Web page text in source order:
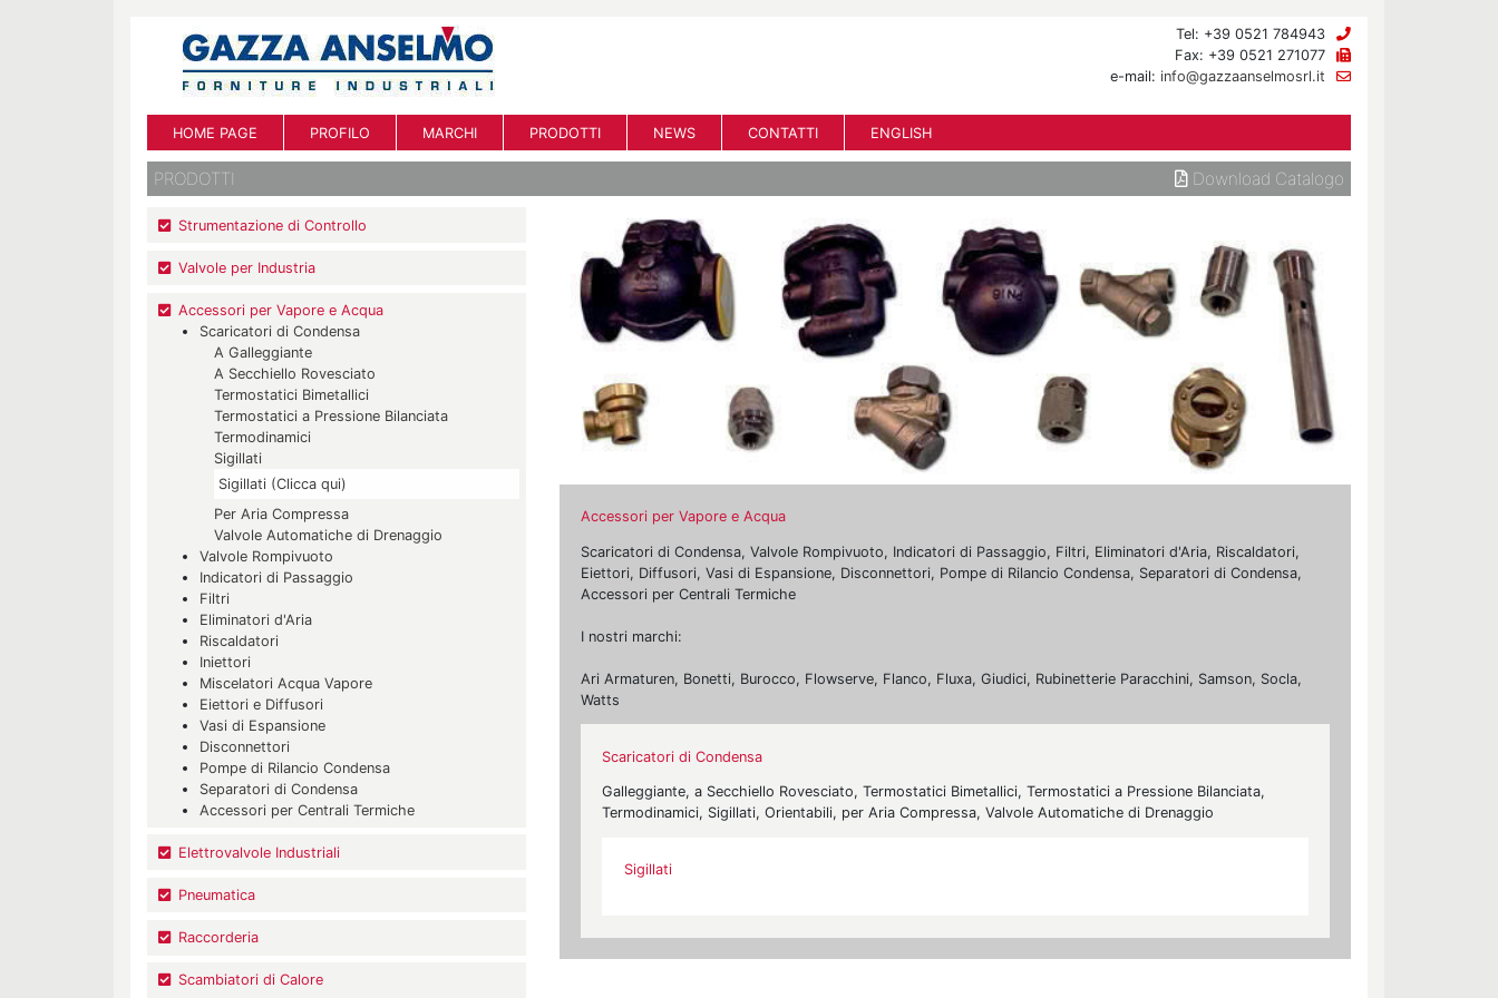
Tel: +39 0521 784943
Fax: +39 0521 271077
e-mail: info@gazzaanselmosrl.it
HOME PAGE PROFILO MARCHI PRODOTTI NEWS CONTATTI ENGLISH
PRODOTTI Download Catalogo
Strumentazione di Controllo
Valvole per Industria
Accessori per Vapore e Acqua
Scaricatori di Condensa
A Galleggiante
A Secchiello Rovesciato
Termostatici Bimetallici
Termostatici a Pressione Bilanciata
Termodinamici
Sigillati
Sigillati (Clicca qui)
Per Aria Compressa
Valvole Automatiche di Drenaggio
Valvole Rompivuoto
Indicatori di Passaggio
Filtri
Eliminatori d'Aria
Riscaldatori
Iniettori
Miscelatori Acqua Vapore
Eiettori e Diffusori
Vasi di Espansione
Disconnettori
Pompe di Rilancio Condensa
Separatori di Condensa
Accessori per Centrali Termiche
Elettrovalvole Industriali
Pneumatica
Raccorderia
Scambiatori di Calore
Accessori per Vapore e Acqua
Scaricatori di Condensa, Valvole Rompivuoto, Indicatori di Passaggio, Filtri, Eliminatori d'Aria, Riscaldatori,
Eiettori, Diffusori, Vasi di Espansione, Disconnettori, Pompe di Rilancio Condensa, Separatori di Condensa,
Accessori per Centrali Termiche
I nostri marchi:
Ari Armaturen, Bonetti, Burocco, Flowserve, Flanco, Fluxa, Giudici, Rubinetterie Paracchini, Samson, Socla,
Watts
Scaricatori di Condensa
Galleggiante, a Secchiello Rovesciato, Termostatici Bimetallici, Termostatici a Pressione Bilanciata,
Termodinamici, Sigillati, Orientabili, per Aria Compressa, Valvole Automatiche di Drenaggio
Sigillati